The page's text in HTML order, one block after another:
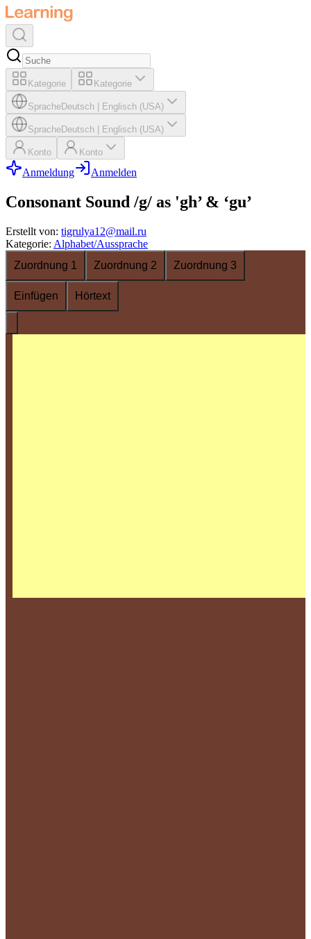
Kategorie Kategorie
SpracheDeutsch Englisch (USA)
SpracheDeutsch Englisch (USA)
Konto Konto
Anmeldung Anmelden
Consonant Sound /g/ as 'gh’ & ‘gu’
Erstellt von: tigrulya12@mail.ru
Kategorie: Alphabet/Aussprache
Zuordnung 1
Zuordnung 2 Zuordnung 3
Einfügen Hörtext